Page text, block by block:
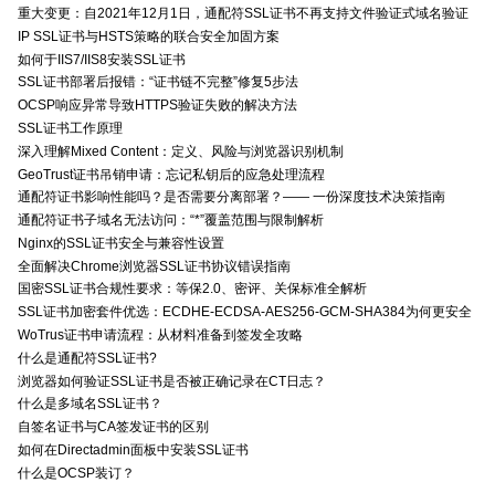
重大变更：自2021年12月1日，通配符SSL证书不再支持文件验证式域名验证
IP SSL证书与HSTS策略的联合安全加固方案
如何于IIS7/IIS8安装SSL证书
SSL证书部署后报错：“证书链不完整”修复5步法
OCSP响应异常导致HTTPS验证失败的解决方法
SSL证书工作原理
深入理解Mixed Content：定义、风险与浏览器识别机制
GeoTrust证书吊销申请：忘记私钥后的应急处理流程
通配符证书影响性能吗？是否需要分离部署？—— 一份深度技术决策指南
通配符证书子域名无法访问：“*”覆盖范围与限制解析
Nginx的SSL证书安全与兼容性设置
全面解决Chrome浏览器SSL证书协议错误指南
国密SSL证书合规性要求：等保2.0、密评、关保标准全解析
SSL证书加密套件优选：ECDHE-ECDSA-AES256-GCM-SHA384为何更安全
WoTrus证书申请流程：从材料准备到签发全攻略
什么是通配符SSL证书?
浏览器如何验证SSL证书是否被正确记录在CT日志？
什么是多域名SSL证书？
自签名证书与CA签发证书的区别
如何在Directadmin面板中安装SSL证书
什么是OCSP装订？